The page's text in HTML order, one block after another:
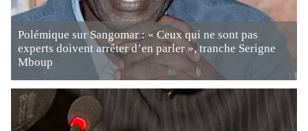
Polémique sur Sangomar : « Ceux qui ne sont pas
experts doivent arrêter d’en parler », tranche Serigne
Mboup